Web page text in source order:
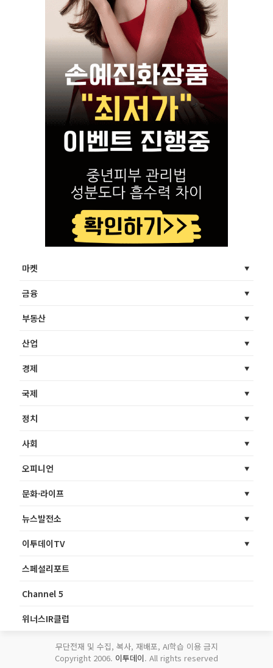
마켓
금융
부동산
산업
경제
국제
정치
사회
오피니언
문화·라이프
뉴스발전소
이투데이TV
스페셜리포트
Channel 5
위너스IR클럽
무단전재 및 수집, 복사, 재배포, AI학습 이용 금지
Copyright 2006. 이투데이. All rights reserved